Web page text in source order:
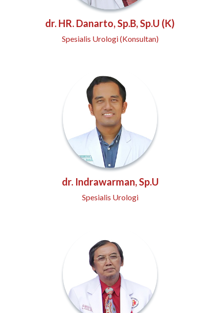
dr. HR. Danarto, Sp.B, Sp.U (K)
Spesialis Urologi (Konsultan)
dr. Indrawarman, Sp.U
Spesialis Urologi